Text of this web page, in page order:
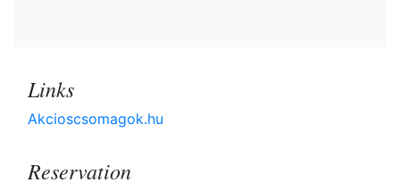
Links
Akcioscsomagok.hu
Reservation